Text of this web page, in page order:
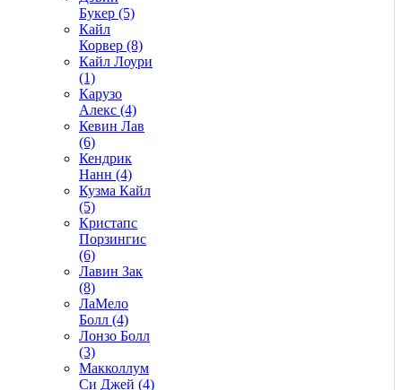
Букер (5)
Кайл
Корвер (8)
Кайл Лоури
(1)
Карузо
Алекс (4)
Кевин Лав
(6)
Кендрик
Нанн (4)
Кузма Кайл
(5)
Кристапс
Порзингис
(6)
Лавин Зак
(8)
ЛаМело
Болл (4)
Лонзо Болл
(3)
Макколлум
Си Джей (4)